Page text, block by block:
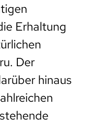
Erhaltung
Der
hinaus